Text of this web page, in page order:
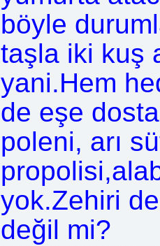
böyle
taşla iki kuş
yani.Hem
de eşe
poleni, arı
yok.Zehiri
değil mi?